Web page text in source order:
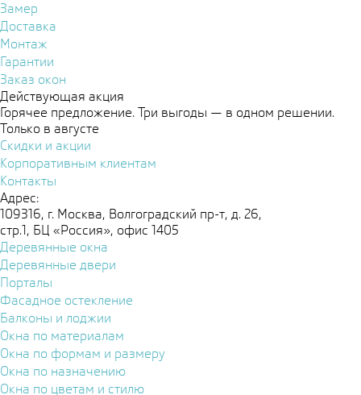
Замер
Доставка
Монтаж
Гарантии
Заказ окон
Действующая акция
Горячее предложение. Три выгоды — в одном решении.
Только в августе
Скидки и акции
Корпоративным клиентам
Контакты
Адрес:
109316, г. Москва, Волгоградский пр-т, д. 26,
стр.1, БЦ «Россия», офис 1405
Деревянные окна
Деревянные двери
Порталы
Фасадное остекление
Балконы и лоджии
Окна по материалам
Окна по формам и размеру
Окна по назначению
Окна по цветам и стилю